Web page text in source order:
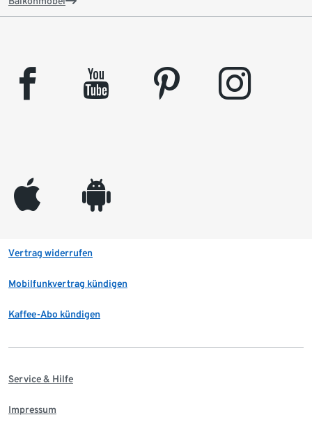
facebook youtube pinterest instagram
appleinc android
Vertrag widerrufen
Mobilfunkvertrag kündigen
Kaffee-Abo kündigen
Service & Hilfe
Impressum